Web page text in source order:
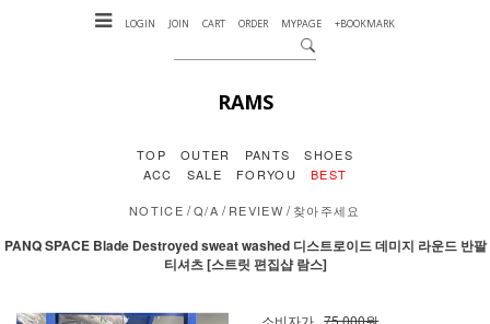
LOGIN JOIN CART ORDER MYPAGE +BOOKMARK
RAMS
TOP OUTER PANTS
SHOES
ACC
SALE FORYOU BEST
NOTICE /Q/A /REVIEW /찾아주세요
PANQ SPACE Blade Destroyed sweat washed 디스트로이드 데미지 라운드 반팔
티셔츠 [스트릿 편집샵 람스]
소비자가 75,000원